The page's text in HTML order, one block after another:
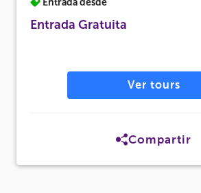
Entrada desde
Entrada Gratuita
Ver tours
Compartir